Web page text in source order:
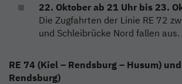
22. Oktober ab 21 Uhr bis 23.
Die Zugfahrten der Linie RE 72
und Schleibrücke Nord fallen aus.
RE 74 (Kiel – Rendsburg – Husum)
Rendsburg)